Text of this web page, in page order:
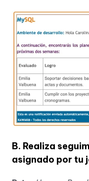
B. Realiza
asignado por tu